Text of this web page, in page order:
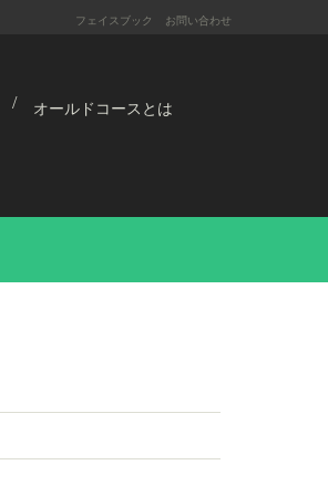
フェイスブック お問い合わせ
オールドコースとは